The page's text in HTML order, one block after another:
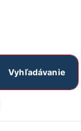
Vyhľadávanie